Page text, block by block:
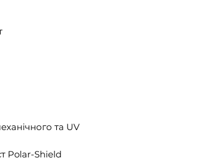
та UV
Polar-Shield